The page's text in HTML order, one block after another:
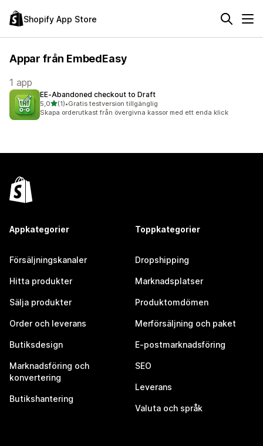
Shopify App Store
Appar från EmbedEasy
1 app
EE‑Abandoned checkout to Draft
5,0av 5 stjärnor
(1)
1 recensioner totalt
•Gratis testversion tillgänglig
Skapa orderutkast från övergivna kassor med ett enda klick
Appkategorier
Försäljningskanaler
Hitta produkter
Sälja produkter
Order och leverans
Butiksdesign
Marknadsföring och
konvertering
Butikshantering
Toppkategorier
Dropshipping
Marknadsplatser
Produktomdömen
Merförsäljning och paket
E-postmarknadsföring
SEO
Leverans
Valuta och språk